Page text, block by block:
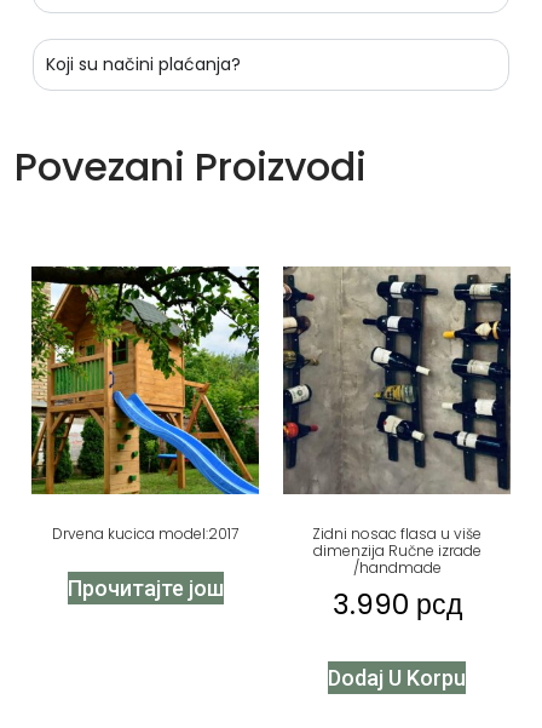
Koji su načini plaćanja?
Povezani Proizvodi
Drvena kucica model:2017
Прочитајте још
Zidni nosac flasa u više
dimenzija Ručne izrade
/handmade
3.990 рсд
Dodaj U Korpu